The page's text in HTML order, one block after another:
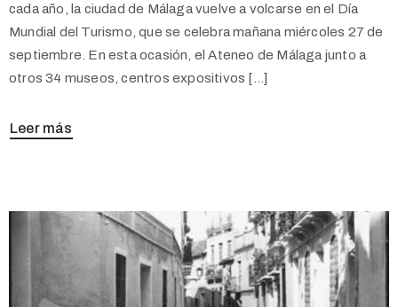
cada año, la ciudad de Málaga vuelve a volcarse en el Día
Mundial del Turismo, que se celebra mañana miércoles 27 de
septiembre. En esta ocasión, el Ateneo de Málaga junto a
otros 34 museos, centros expositivos […]
Leer más